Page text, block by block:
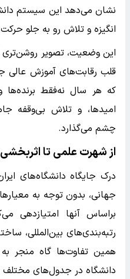
نشان می‌دهد‌ این سیستم
انگیزه و تلاش رو به جلو
این وضعیت، تصویر روشن‌تری
قلب رقابت‌های آموزش
که هر سال نه‌فقط برنده‌ها
امیدها، و تلاش بی‌وقفه
چشم می‌گذارد.
از شهرت علمی تا
درک جایگاه دانشگاه‌های
جهانی، بدون توجه به
براساس آنها امتیازدهی
رتبه‌بندی‌های بین‌المللی،
همین تفاوت‌ها گاه منجر
دانشگاه در جدول‌های